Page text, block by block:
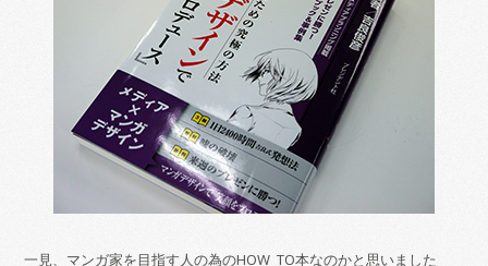
一見、マンガ家を目指す人の為のHOW TO本なのかと思いました